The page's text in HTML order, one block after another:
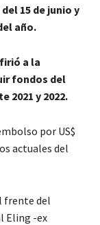
15 de junio y
año.
a la
fondos del
2021 y 2022.
por US$
actuales del
frente del
Eling -ex